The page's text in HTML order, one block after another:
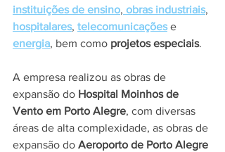
instituições de ensino, obras industriais,
hospitalares, telecomunicações e
energia, bem como projetos especiais.
A empresa realizou as obras de
expansão do Hospital Moinhos de
Vento em Porto Alegre, com diversas
áreas de alta complexidade, as obras de
expansão do Aeroporto de Porto Alegre